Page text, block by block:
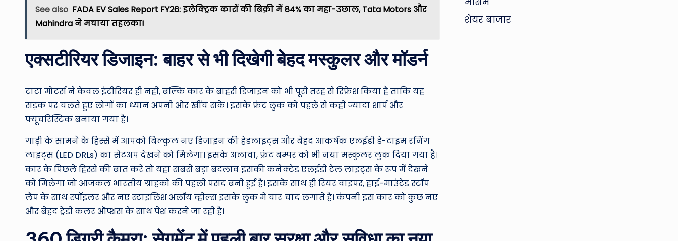
See also FADA EV Sales Report FY26: इलेक्ट्रिक कारों की बिक्री में 84% का महा-उछाल, Tata Motors और
Mahindra ने मचाया तहलका!
एक्सटीरियर डिजाइन: बाहर से भी दिखेगी बेहद मस्कुलर और मॉडर्न
टाटा मोटर्स ने केवल इंटीरियर ही नहीं, बल्कि कार के बाहरी डिजाइन को भी पूरी तरह से रिफ्रेश किया है ताकि यह
सड़क पर चलते हुए लोगों का ध्यान अपनी ओर खींच सके। इसके फ्रंट लुक को पहले से कहीं ज्यादा शार्प और
फ्यूचरिस्टिक बनाया गया है।
गाड़ी के सामने के हिस्से में आपको बिल्कुल नए डिजाइन की हेडलाइट्स और बेहद आकर्षक एलईडी डे-टाइम रनिंग
लाइट्स (LED DRLs) का सेटअप देखने को मिलेगा। इसके अलावा, फ्रंट बम्पर को भी नया मस्कुलर लुक दिया गया है।
कार के पिछले हिस्से की बात करें तो यहां सबसे बड़ा बदलाव इसकी कनेक्टेड एलईडी टेल लाइट्स के रूप में देखने
को मिलेगा जो आजकल भारतीय ग्राहकों की पहली पसंद बनी हुई हैं। इसके साथ ही रियर वाइपर, हाई-माउंटेड स्टॉप
लैंप के साथ स्पॉइलर और नए स्टाइलिश अलॉय व्हील्स इसके लुक में चार चांद लगाते हैं। कंपनी इस कार को कुछ नए
और बेहद ट्रेंडी कलर ऑप्शंस के साथ पेश करने जा रही है।
शेयर बाजार